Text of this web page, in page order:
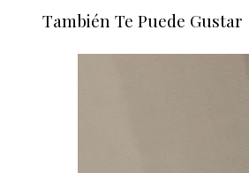
También Te Puede Gustar